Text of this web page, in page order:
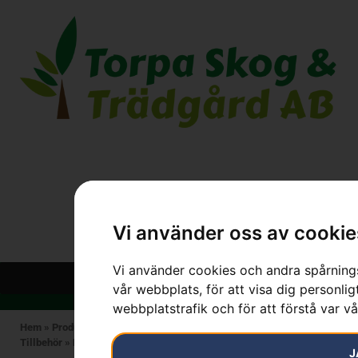
Vi använder oss av
Vi använder cookies och andra
vår webbplats, för att visa dig
webbplatstrafik och för att förstå var
Hem » Produkter
Tillbehör » HUSQVARNA C80 Laddskena komplett